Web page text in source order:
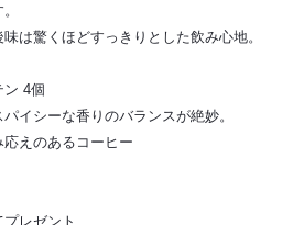
は驚くほどすっきりとした飲み心地。
4個
イシーな香りのバランスが絶妙。
えのあるコーヒー
レゼント